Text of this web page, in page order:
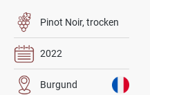
Pinot Noir trocken
2022
Burgund